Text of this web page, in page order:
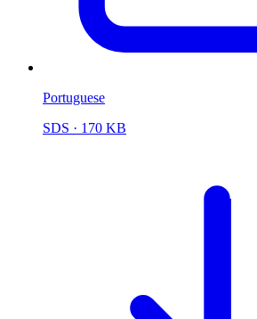
Portuguese
SDS · 170 KB